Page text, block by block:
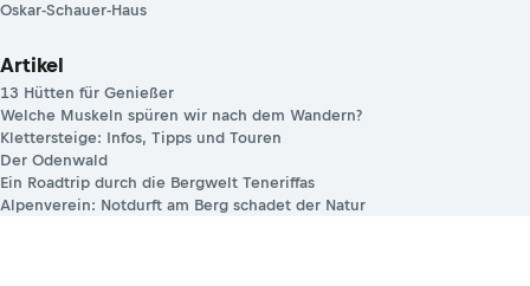
Oskar-Schauer-Haus
Artikel
13 Hütten für Genießer
Welche Muskeln spüren wir nach dem Wandern?
Klettersteige: Infos, Tipps und Touren
Der Odenwald
Ein Roadtrip durch die Bergwelt Teneriffas
Alpenverein: Notdurft am Berg schadet der Natur